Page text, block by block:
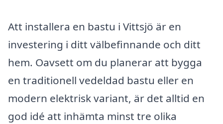
Att installera en bastu i Vittsjö är en
investering i ditt välbefinnande och ditt
hem. Oavsett om du planerar att bygga
en traditionell vedeldad bastu eller en
modern elektrisk variant, är det alltid en
god idé att inhämta minst tre olika